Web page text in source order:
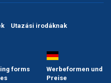
Utazási irodáknak
forms
Werbeformen und
Preise